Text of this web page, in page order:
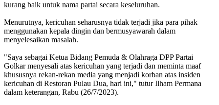
kurang baik untuk nama partai secara keseluruhan.
Menurutnya, kericuhan seharusnya tidak terjadi jika para pihak
menggunakan kepala dingin dan bermusyawarah dalam
menyelesaikan masalah.
"Saya sebagai Ketua Bidang Pemuda & Olahraga DPP Partai
Golkar menyesali atas kericuhan yang terjadi dan meminta maaf
khususnya rekan-rekan media yang menjadi korban atas insiden
kericuhan di Restoran Pulau Dua, hari ini," tutur Ilham Permana
dalam keterangan, Rabu (26/7/2023).